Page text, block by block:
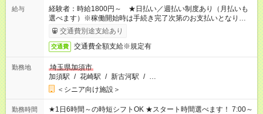
給与
経験者：時給1800円～ ★日払い／週払い制度あり（月払いも
選べます）※稼働開始時は手続き完了次第のお支払いとなりま
す。交通費別途支給あり
交通費 交通費全額支給※規定有
勤務地
埼玉県加須市
加須駅 / 花崎駅 / 新古河駅 / …
＜シニア向け施設＞
勤務時間
★1日6時間～の時短シフトOK ★スタート時間選べます！ 7:00～